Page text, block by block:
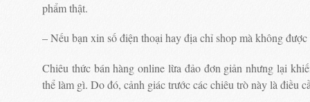
phẩm thật.
– Nếu bạn xin số điện thoại hay địa chỉ shop mà không
Chiêu thức bán hàng online lừa đảo đơn giản nhưng lại
thể làm gì. Do đó, cảnh giác trước các chiêu trò này là điều